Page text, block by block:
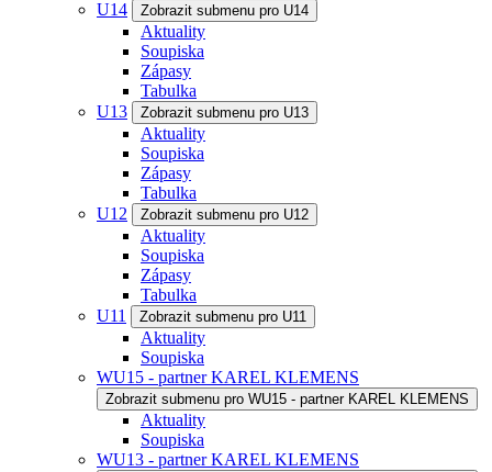
U14
Zobrazit submenu pro U14
Aktuality
Soupiska
Zápasy
Tabulka
U13
Zobrazit submenu pro U13
Aktuality
Soupiska
Zápasy
Tabulka
U12
Zobrazit submenu pro U12
Aktuality
Soupiska
Zápasy
Tabulka
U11
Zobrazit submenu pro U11
Aktuality
Soupiska
WU15 - partner KAREL KLEMENS
Zobrazit submenu pro WU15 - partner KAREL KLEMENS
Aktuality
Soupiska
WU13 - partner KAREL KLEMENS